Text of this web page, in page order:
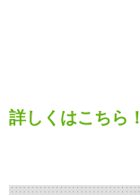
詳しくはこちら！